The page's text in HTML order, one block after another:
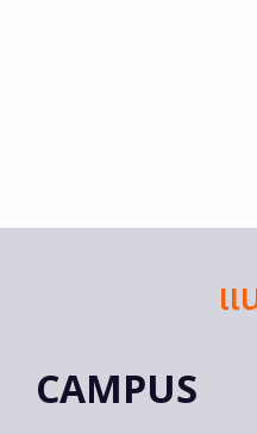
แ
CAMPUS